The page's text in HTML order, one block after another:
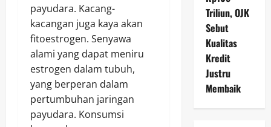
payudara. Kacang-
kacangan juga kaya akan
fitoestrogen. Senyawa
alami yang dapat meniru
estrogen dalam tubuh,
yang berperan dalam
pertumbuhan jaringan
payudara. Konsumsi
Triliun, OJK
Sebut
Kualitas
Kredit
Justru
Membaik